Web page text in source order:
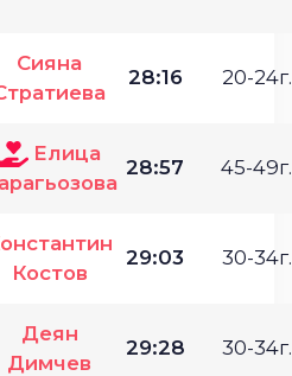
Сияна
28:16 20-24г.
Елица
28:57 45-49г.
Костов
29:03 30-34г.
Деян
Димчев
29:28 30-34г.